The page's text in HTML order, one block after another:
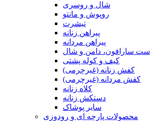
شال و روسری
روپوش و مانتو
تیشرت
پیراهن زنانه
پیراهن مردانه
ست سارافون، دامن و شال
کیف و کوله پشتی
کفش زنانه (غیرچرمی)
کفش مردانه (غیرچرمی)
کلاه زنانه
دستکش زنانه
سایر پوشاک
محصولات پارچه ای و رودوزی